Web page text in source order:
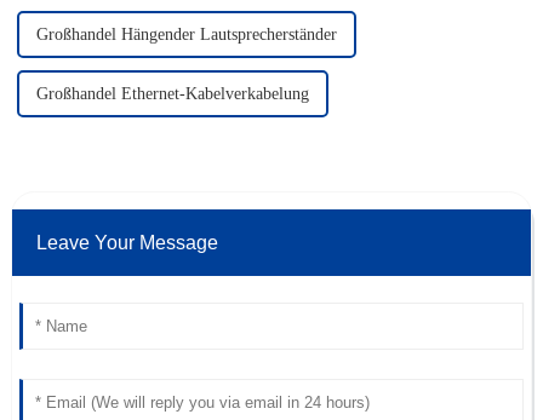
Großhandel Hängender Lautsprecherständer
Großhandel Ethernet-Kabelverkabelung
Leave Your Message